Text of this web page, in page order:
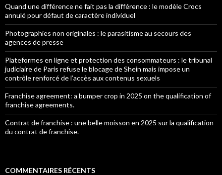
Quand une différence ne fait pas la différence : le modèle Crocs
annulé pour défaut de caractère individuel
Photographies non originales : le parasitisme au secours des
agences de presse
Plateformes en ligne et protection des consommateurs : le tribunal
judiciaire de Paris refuse le blocage de Shein mais impose un
contrôle renforcé de l’accès aux contenus sexuels
Franchise agreement: a bumper crop in 2025 on the qualification of
franchise agreements.
Contrat de franchise : une belle moisson en 2025 sur la qualification
du contrat de franchise.
COMMENTAIRES RÉCENTS